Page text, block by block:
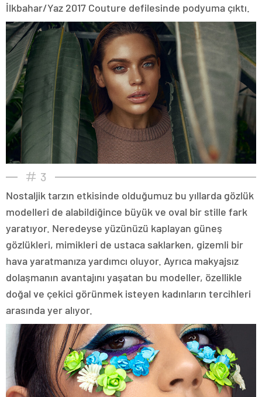
İlkbahar/Yaz 2017 Couture defilesinde podyuma çıktı.
3
Nostaljik tarzın etkisinde olduğumuz bu yıllarda gözlük
modelleri de alabildiğince büyük ve oval bir stille fark
yaratıyor. Neredeyse yüzünüzü kaplayan güneş
gözlükleri, mimikleri de ustaca saklarken, gizemli bir
hava yaratmanıza yardımcı oluyor. Ayrıca makyajsız
dolaşmanın avantajını yaşatan bu modeller, özellikle
doğal ve çekici görünmek isteyen kadınların tercihleri
arasında yer alıyor.